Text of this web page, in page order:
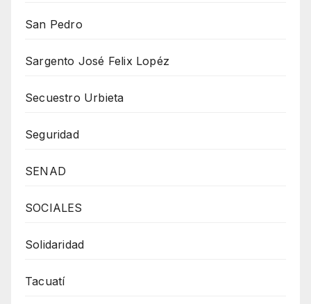
San Pedro
Sargento José Felix Lopéz
Secuestro Urbieta
Seguridad
SENAD
SOCIALES
Solidaridad
Tacuatí